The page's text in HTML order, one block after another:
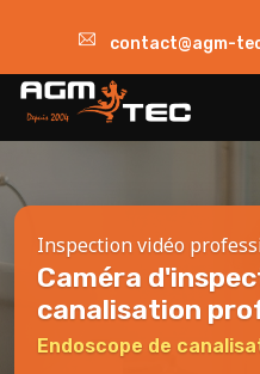
contact@agm-
Inspection vidéo
Caméra
canalisation
Endoscope de